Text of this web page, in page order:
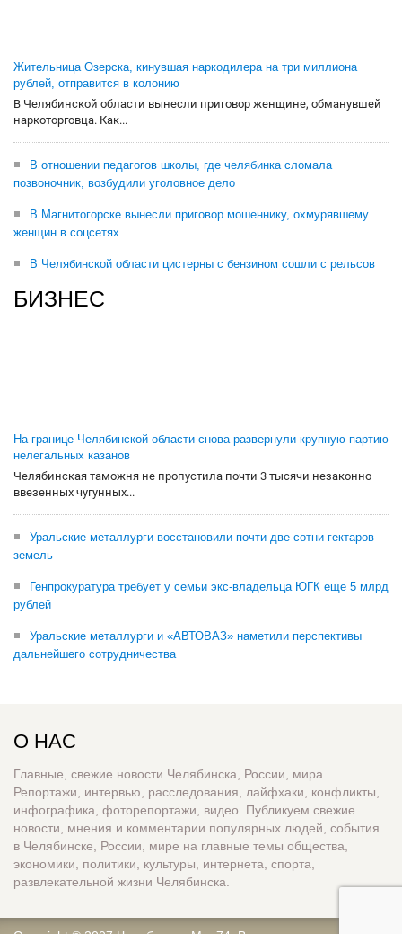
Жительница Озерска, кинувшая наркодилера на три миллиона
рублей, отправится в колонию
В Челябинской области вынесли приговор женщине, обманувшей
наркоторговца. Как...
В отношении педагогов школы, где челябинка сломала
позвоночник, возбудили уголовное дело
В Магнитогорске вынесли приговор мошеннику, охмурявшему
женщин в соцсетях
В Челябинской области цистерны с бензином сошли с рельсов
БИЗНЕС
На границе Челябинской области снова развернули крупную партию
нелегальных казанов
Челябинская таможня не пропустила почти 3 тысячи незаконно
ввезенных чугунных...
Уральские металлурги восстановили почти две сотни гектаров
земель
Генпрокуратура требует у семьи экс-владельца ЮГК еще 5 млрд
рублей
Уральские металлурги и «АВТОВАЗ» наметили перспективы
дальнейшего сотрудничества
О НАС
Главные, свежие новости Челябинска, России, мира.
Репортажи, интервью, расследования, лайфхаки, конфликты,
инфографика, фоторепортажи, видео. Публикуем свежие
новости, мнения и комментарии популярных людей, события
в Челябинске, России, мире на главные темы общества,
экономики, политики, культуры, интернета, спорта,
развлекательной жизни Челябинска.